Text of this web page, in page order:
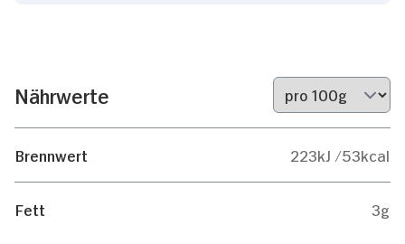
Nährwerte
Brennwert 223kJ /53kcal
Fett 3g